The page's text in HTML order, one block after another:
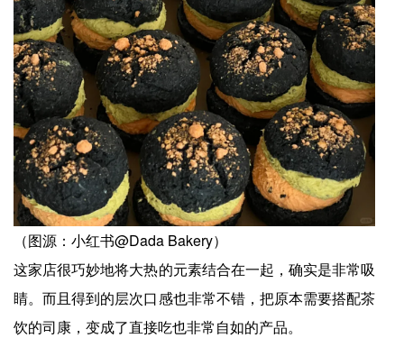
（图源：小红书@Dada Bakery）
这家店很巧妙地将大热的元素结合在一起，确实是非常吸
睛。而且得到的层次口感也非常不错，把原本需要搭配茶
饮的司康，变成了直接吃也非常自如的产品。